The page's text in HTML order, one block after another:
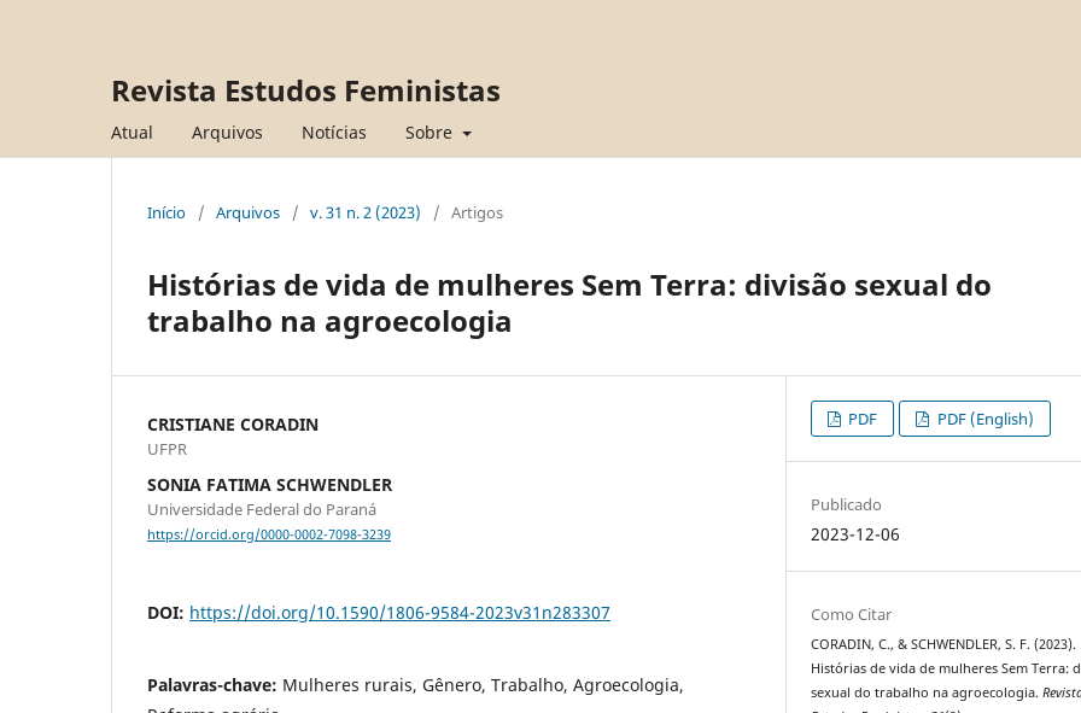
Revista Estudos Feministas
Atual Arquivos Notícias Sobre
Início / Arquivos / v. 31 n. 2 (2023) / Artigos
Histórias de vida de mulheres Sem Terra: divisão sexual do
trabalho na agroecologia
CRISTIANE CORADIN
UFPR
SONIA FATIMA SCHWENDLER
Universidade Federal do Paraná
https://orcid.org/0000-0002-7098-3239
DOI: https://doi.org/10.1590/1806-9584-2023v31n283307
Palavras-chave: Mulheres rurais, Gênero, Trabalho, Agroecologia,
PDF PDF (English)
Publicado
2023-12-06
Como Citar
CORADIN, C., & SCHWENDLER, S. F. (2023).
Histórias de vida de mulheres Sem Terra:
sexual do trabalho na agroecologia.